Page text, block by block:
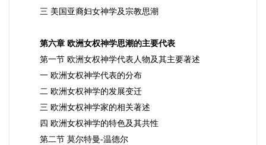
三 美国亚裔妇女神学及宗教思潮
第六章 欧洲女权神学思潮的主要代表
第一节 欧洲女权神学代表人物及其主要著述
一 欧洲女权神学代表的分布
二 欧洲女权神学的发展变迁
三 欧洲女权神学家的相关著述
四 欧洲女权神学的特色及其共性
第二节 莫尔特曼-温德尔